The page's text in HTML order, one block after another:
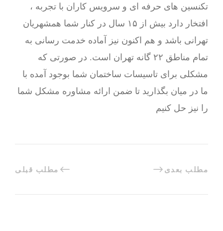
تکنسین های حرفه ای و سرویس کاران با تجربه ،
افتخار دارد بیش از ۱۵ سال در کنار شما همشهریان
تهرانی باشد و هم اکنون نیز آماده خدمت رسانی به
تمام مناطق ۲۲ گانه تهران است. در صورتی که
مشکلی برای تاسیسات ساختمان شما بوجود آمده با
ما در میان بگذارید تا ضمن ارائه مشاوره مشکل شما
را نیز حل کنیم
مطلب قبلی مطلب بعدی